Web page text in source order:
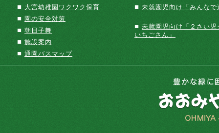
■ 大宮幼稚園ワクワク保育
■ 園の安全対策
■ 朝日子舞
■ 施設案内
■ 通園バスマップ
■ 未就園児向け「みんなで
■ 未就園児向け「２さい児
いちごさん」